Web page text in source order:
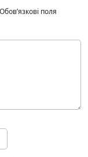
Обов’язкові поля